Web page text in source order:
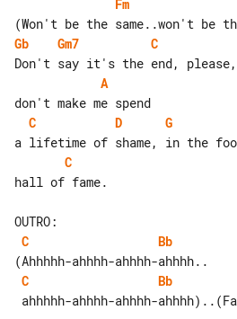
Fm
Gb
Gm7 C
A
C
D
G
C
hall of fame.
C
Bb
C
Bb